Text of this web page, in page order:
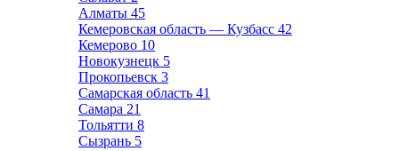
Алматы 45
Кемеровская область — Кузбасс 42
Кемерово 10
Новокузнецк 5
Прокопьевск 3
Самарская область 41
Самара 21
Тольятти 8
Сызрань 5